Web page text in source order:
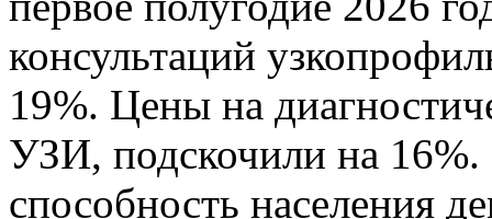
консультаций
19%. Цены на
УЗИ, подскочили на 16%.
способность населения